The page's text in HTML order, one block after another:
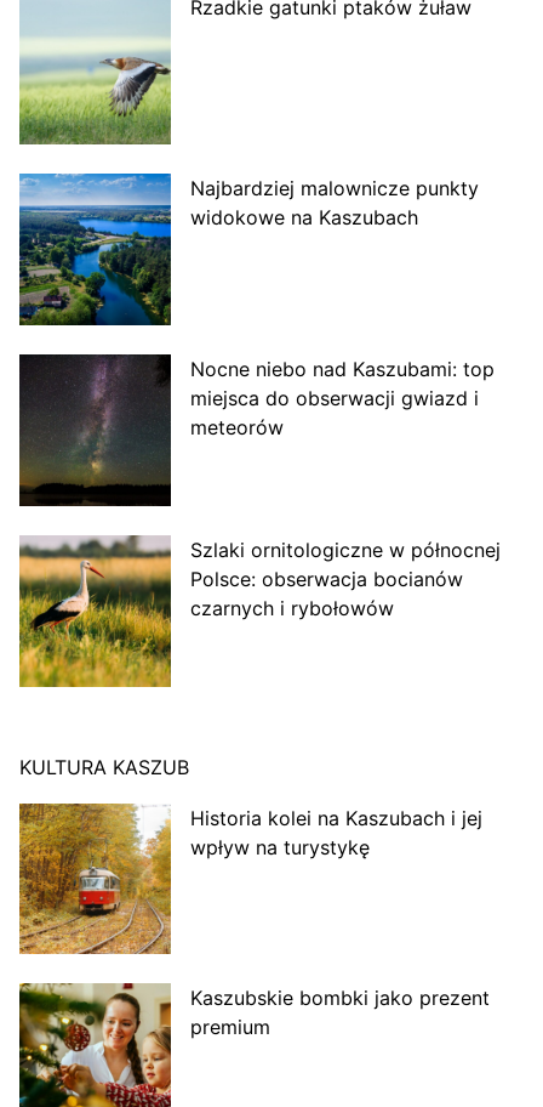
Rzadkie gatunki ptaków żuław
Najbardziej malownicze punkty
widokowe na Kaszubach
Nocne niebo nad Kaszubami: top
miejsca do obserwacji gwiazd i
meteorów
Szlaki ornitologiczne w północnej
Polsce: obserwacja bocianów
czarnych i rybołowów
KULTURA KASZUB
Historia kolei na Kaszubach i jej
wpływ na turystykę
Kaszubskie bombki jako prezent
premium